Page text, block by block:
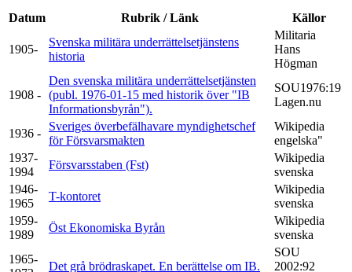
Datum Rubrik / Länk Källor
1905-
Svenska militära underrättelsetjänstens
historia
Militaria
Hans
Högman
1908 -
Den svenska militära underrättelsetjänsten
(publ. 1976-01-15 med historik över "IB
Informationsbyrån").
SOU1976:19
Lagen.nu
1936 -
Sveriges överbefälhavare myndighetschef
för Försvarsmakten
Wikipedia
engelska"
1937-
1994
Försvarsstaben (Fst)
Wikipedia
svenska
1946-
1965
T-kontoret
Wikipedia
svenska
1959-
1989
Öst Ekonomiska Byrån
Wikipedia
svenska
1965-
Det grå brödraskapet. En berättelse om IB.
SOU
2002:92